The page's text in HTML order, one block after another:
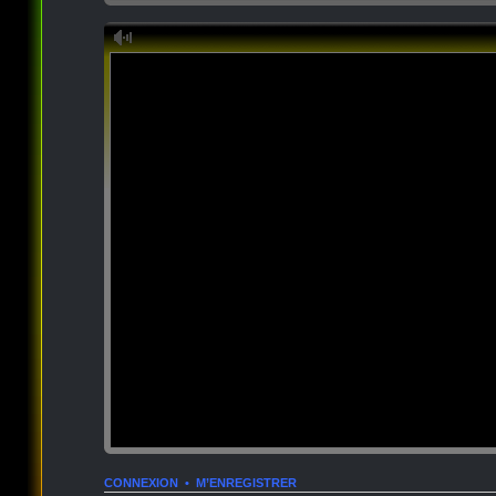
CONNEXION• M’ENREGISTRER